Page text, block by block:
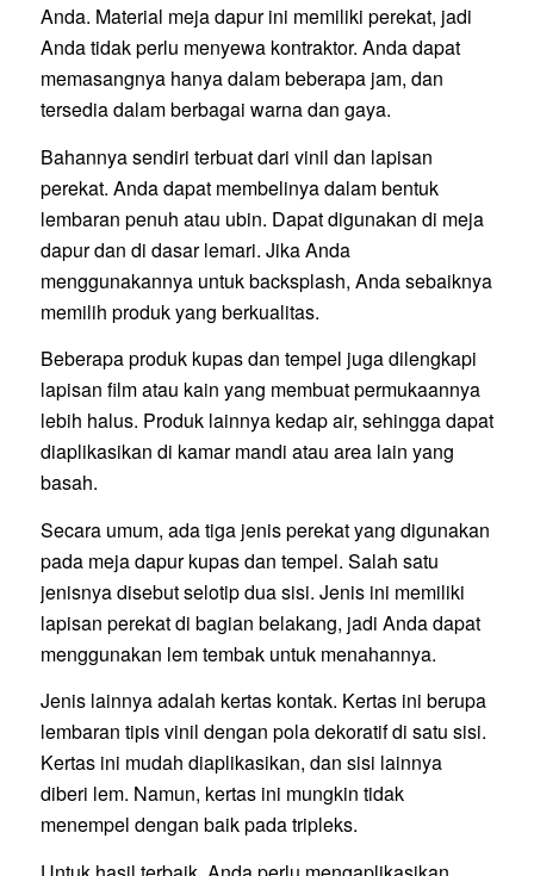
Anda. Material meja dapur ini memiliki perekat, jadi
Anda tidak perlu menyewa kontraktor. Anda dapat
memasangnya hanya dalam beberapa jam, dan
tersedia dalam berbagai warna dan gaya.
Bahannya sendiri terbuat dari vinil dan lapisan
perekat. Anda dapat membelinya dalam bentuk
lembaran penuh atau ubin. Dapat digunakan di meja
dapur dan di dasar lemari. Jika Anda
menggunakannya untuk backsplash, Anda sebaiknya
memilih produk yang berkualitas.
Beberapa produk kupas dan tempel juga dilengkapi
lapisan film atau kain yang membuat permukaannya
lebih halus. Produk lainnya kedap air, sehingga dapat
diaplikasikan di kamar mandi atau area lain yang
basah.
Secara umum, ada tiga jenis perekat yang digunakan
pada meja dapur kupas dan tempel. Salah satu
jenisnya disebut selotip dua sisi. Jenis ini memiliki
lapisan perekat di bagian belakang, jadi Anda dapat
menggunakan lem tembak untuk menahannya.
Jenis lainnya adalah kertas kontak. Kertas ini berupa
lembaran tipis vinil dengan pola dekoratif di satu sisi.
Kertas ini mudah diaplikasikan, dan sisi lainnya
diberi lem. Namun, kertas ini mungkin tidak
menempel dengan baik pada tripleks.